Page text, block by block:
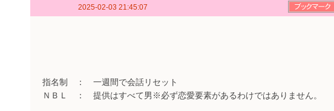
2025-02-03 21:45:07
指名制 ： 一週間で会話リセット
ＮＢＬ ： 提供はすべて男※必ず恋愛要素があるわけではありません。